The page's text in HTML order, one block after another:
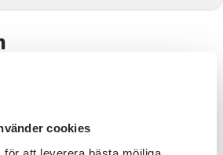
cookies
att lära dig hur man sydde förr.
storlek.
designa ditt eget plagg med